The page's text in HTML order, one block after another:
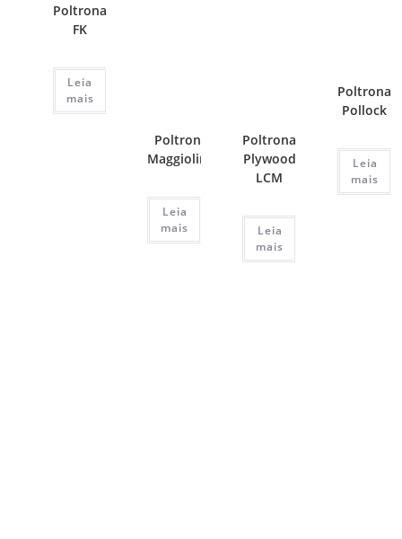
Poltrona
FK
Leia
mais
Poltrona
Maggiolina
Leia
mais
Poltrona
Plywood
LCM
Leia
mais
Poltrona
Pollock
Leia
mais